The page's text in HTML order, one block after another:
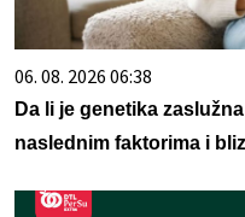
06. 08. 2026 06:38
Da li je genetika
naslednim faktorima i